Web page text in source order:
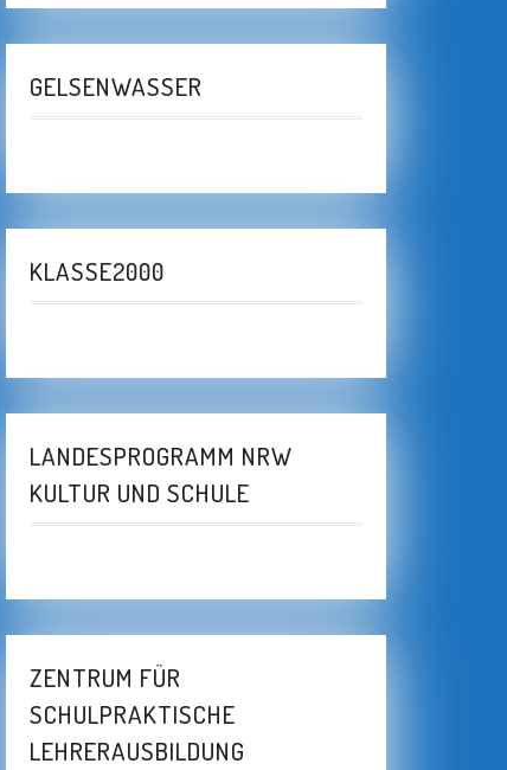
GELSENWASSER
KLASSE2000
LANDESPROGRAMM NRW
KULTUR UND SCHULE
ZENTRUM FÜR
SCHULPRAKTISCHE
LEHRERAUSBILDUNG